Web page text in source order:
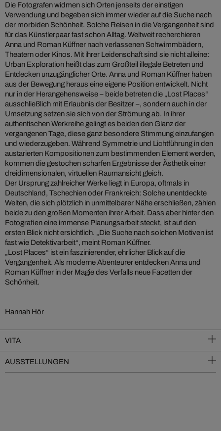
Die Fotografen widmen sich Orten jenseits der einstigen
Verwendung und begeben sich immer wieder auf die Suche nach
der morbiden Schönheit. Solche Reisen in die Vergangenheit sind
für das Künstlerpaar fast schon Alltag. Weltweit recherchieren
Anna und Roman Küffner nach verlassenen Schwimmbädern,
Theatern oder Kinos. Mit ihrer Leidenschaft sind sie nicht alleine:
Urban Exploration heißt das zum Großteil illegale Betreten und
Entdecken unzugänglicher Orte. Anna und Roman Küffner haben
aus der Bewegung heraus eine eigene Position entwickelt. Nicht
nur in der Herangehensweise – beide betreten die „Lost Places“
ausschließlich mit Erlaubnis der Besitzer –, sondern auch in der
Umsetzung setzen sie sich von der Strömung ab. In ihrer
authentischen Werkreihe gelingt es beiden den Glanz der
vergangenen Tage, diese ganz besondere Stimmung einzufangen
und wiederzugeben. Während Symmetrie und Lichtführung in den
austarierten Kompositionen zum bestimmenden Element werden,
kommen die gestochen scharfen Ergebnisse der Ästhetik einer
dreidimensionalen, virtuellen Raumansicht gleich.
Der Ursprung zahlreicher Werke liegt in Europa, oftmals in
Deutschland, Tschechien oder Frankreich: Solche unentdeckte
Welten, die sich plötzlich in unmittelbarer Nähe erschließen, zählen
beide zu den großen Momenten ihrer Arbeit. Dass aber hinter den
Fotografien eine immense Planungsarbeit steckt, ist auf den
ersten Blick nicht ersichtlich. „Die Suche nach solchen Motiven ist
fast wie Detektivarbeit“, meint Roman Küffner.
„Lost Places“ ist ein faszinierender, ehrlicher Blick auf die
Vergangenheit. Als moderne Abenteurer entdecken Anna und
Roman Küffner in der Magie des Verfalls neue Facetten der
Schönheit.
Hannah Hör
VITA
AUSSTELLUNGEN